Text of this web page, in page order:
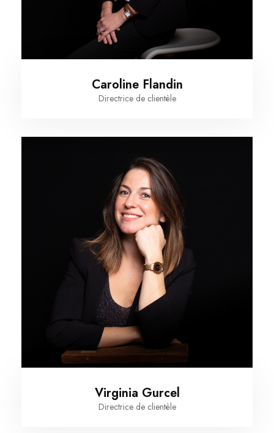
Caroline Flandin
Directrice de clientèle
Virginia Gurcel
Directrice de clientèle